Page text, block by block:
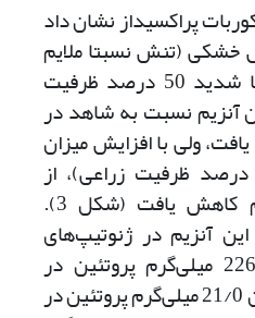
پراکسیداز نشان داد
خشکی (تنش نسبتا ملایم
75 درصد و تنش نسبتا شدید 50 درصد ظرفیت
آنزیم نسبت به شاهد در
ولی با افزایش میزان
تنش (تنش شدید 25 درصد ظرفیت زراعی)، از
میزان فعایت این آنزیم کاهش یافت (شکل 3).
آنزیم در ژنوتیپ‌های
COS-16 به میزان 226/0 میلی‌گرم پروتئین در
دقیقه، D81083 به میزان 21/0 میلی‌گرم پروتئین در